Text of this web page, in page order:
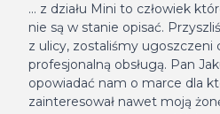
... z działu Mini to człowiek
nie są w stanie opisać.
z ulicy, zostaliśmy ugoszczeni
profesjonalną obsługą. Pan
opowiadać nam o marce dla
zainteresował nawet moją